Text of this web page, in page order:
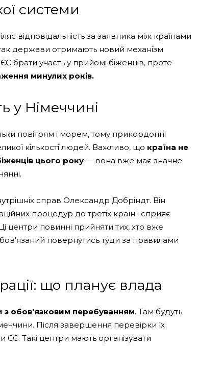
системи
відповідальність за заявника між країнами
держави отримають новий механізм
брати участь у прийомі біженців, проте
минулих років.
у Німеччині
повітрям і морем, тому прикордонні
кількості людей. Важливо, що країна не
цього року — вона вже має значне
справ Олександр Добріндт. Він
процедур до третіх країн і сприяє
центри повинні прийняти тих, хто вже
повернутись туди за правилами
що планує влада
з обов'язковим перебуванням. Там будуть
Після завершення перевірки їх
ЄС. Такі центри мають організувати